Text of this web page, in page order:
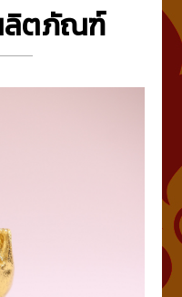
ลิตภัณฑ์